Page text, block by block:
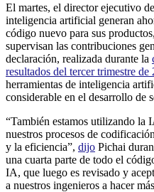
El martes, el director ejecutivo
inteligencia artificial generan
código nuevo para sus
supervisan las contribuciones
declaración, realizada durante la
resultados del tercer trimestre de
herramientas de inteligencia
considerable en el desarrollo de
“También estamos utilizando la
nuestros procesos de
y la eficiencia”, dijo Pichai
una cuarta parte de todo el
IA, que luego es revisado y
a nuestros ingenieros a hacer